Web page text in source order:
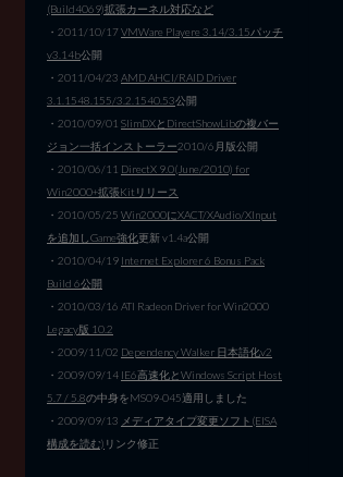
(Build4069)拡張カーネル対応など
・2011/10/17VMWare Playere 3.14/3.15パッチ
v3.14b公開
・2011/04/23 AMD AHCI/RAID Driver
3.1.1548.155/3.2.1540.53公開
・2010/09/01 SlimDXとDirectShowLibの複バー
ジョン一括インストーラー2010/6月版公開
・2010/06/11 DirectX 9.0(June/2010) for
Win2000+拡張Kitリリース
・2010/05/25 Win2000にXACT/XAudio/XInput
を追加しGame強化更新 v1.4a公開
・2010/04/19 Internet Explorer 6 Bonus Pack
Build 6公開
・2010/03/16 ATI Radeon Driver for Win2000
Legacy版 10.2
・2009/11/02 Dependency Walker 日本語化v2
・2009/09/14 IE6高速化とWindows Script Host
5.7 / 5.8の中身をMS09-045適用しました
・2009/09/13 メディアタイプ変更ソフト(EISA
構成を読む) リンク修正